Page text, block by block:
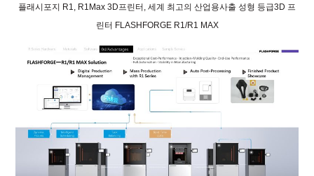
플래시포지 R1, R1Max 3D프린터, 세계 최고의 산업용사출 성형 등급3D 프
린터 FLASHFORGE R1/R1 MAX